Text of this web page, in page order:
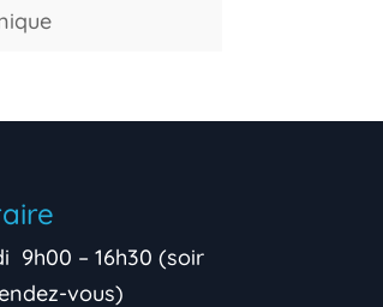
9h00 – 16h30 (soir
vous)